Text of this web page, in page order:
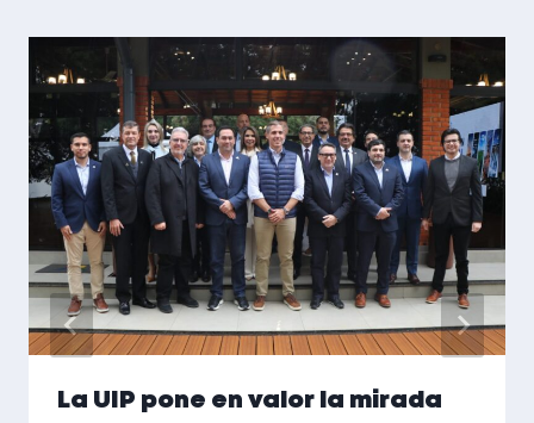
La UIP pone en valor la mirada